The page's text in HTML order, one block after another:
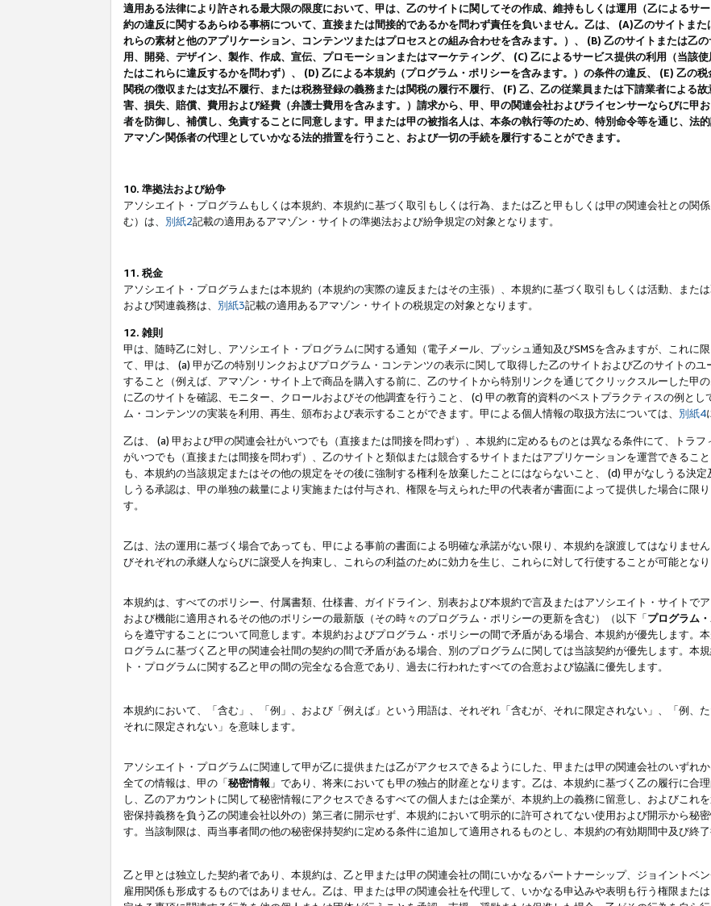
適用ある法律により許される最大限の限度において、甲は、乙のサイトに関してその作成、維持もしくは運用（乙によるサ
約の違反に関するあらゆる事柄について、直接または間接的であるかを問わず責任を負いません。乙は、 (A)乙のサイトま
れらの素材と他のアプリケーション、コンテンツまたはプロセスとの組み合わせを含みます。）、 (B) 乙のサイトまたは乙
用、開発、デザイン、製作、作成、宣伝、プロモーションまたはマーケティング、 (C) 乙によるサービス提供の利用（当該
たはこれらに違反するかを問わず）、 (D) 乙による本規約（プログラム・ポリシーを含みます。）の条件の違反、 (E) 乙の
関税の徴収または支払不履行、または税務登録の義務または関税の履行不履行、 (F) 乙、乙の従業員または下請業者による
害、損失、賠償、費用および経費（弁護士費用を含みます。）請求から、甲、甲の関連会社およびライセンサーならびに甲
者を防御し、補償し、免責することに同意します。甲または甲の被指名人は、本条の執行等のため、特別命令等を通じ、法
アマゾン関係者の代理としていかなる法的措置を行うこと、および一切の手続を履行することができます。
10. 準拠法および紛争
アソシエイト・プログラムもしくは本規約、本規約に基づく取引もしくは行為、または乙と甲もしくは甲の関連会社との関
む）は、 別紙2記載の適用あるアマゾン・サイトの準拠法および紛争規定の対象となります。
11. 税金
アソシエイト・プログラムまたは本規約（本規約の実際の違反またはその主張）、本規約に基づく取引もしくは活動、また
および関連義務は、 別紙3記載の適用あるアマゾン・サイトの税規定の対象となります。
12. 雑則
甲は、随時乙に対し、アソシエイト・プログラムに関する通知（電子メール、プッシュ通知及びSMSを含みますが、これに
て、甲は、 (a) 甲が乙の特別リンクおよびプログラム・コンテンツの表示に関して取得した乙のサイトおよび乙のサイトの
すること（例えば、アマゾン・サイト上で商品を購入する前に、乙のサイトから特別リンクを通じてクリックスルーした甲
に乙のサイトを確認、モニター、クロールおよびその他調査を行うこと、 (c) 甲の教育的資料のベストプラクティスの例と
ム・コンテンツの実装を利用、再生、頒布および表示することができます。甲による個人情報の取扱方法については、 別紙4
乙は、 (a) 甲および甲の関連会社がいつでも（直接または間接を問わず）、本規約に定めるものとは異なる条件にて、トラ
がいつでも（直接または間接を問わず）、乙のサイトと類似または競合するサイトまたはアプリケーションを運営できるこ
も、本規約の当該規定またはその他の規定をその後に強制する権利を放棄したことにはならないこと、 (d) 甲がなしうる決
しうる承認は、甲の単独の裁量により実施または付与され、権限を与えられた甲の代表者が書面によって提供した場合に限
す。
乙は、法の運用に基づく場合であっても、甲による事前の書面による明確な承諾がない限り、本規約を譲渡してはなりませ
びそれぞれの承継人ならびに譲受人を拘束し、これらの利益のために効力を生じ、これらに対して行使することが可能となり
本規約は、すべてのポリシー、付属書類、仕様書、ガイドライン、別表および本規約で言及またはアソシエイト・サイトで
および機能に適用されるその他のポリシーの最新版（その時々のプログラム・ポリシーの更新を含む）（以下「プログラム
らを遵守することについて同意します。本規約およびプログラム・ポリシーの間で矛盾がある場合、本規約が優先します。
ログラムに基づく乙と甲の関連会社間の契約の間で矛盾がある場合、別のプログラムに関しては当該契約が優先します。本
ト・プログラムに関する乙と甲の間の完全なる合意であり、過去に行われたすべての合意および協議に優先します。
本規約において、「含む」、「例」、および「例えば」という用語は、それぞれ「含むが、それに限定されない」、「例、
それに限定されない」を意味します。
アソシエイト・プログラムに関連して甲が乙に提供または乙がアクセスできるようにした、甲または甲の関連会社のいずれ
全ての情報は、甲の「秘密情報 」であり、将来においても甲の独占的財産となります。乙は、本規約に基づく乙の履行に合
し、乙のアカウントに関して秘密情報にアクセスできるすべての個人または企業が、本規約上の義務に留意し、およびこれ
密保持義務を負う乙の関連会社以外の）第三者に開示せず、本規約において明示的に許可されてない使用および開示から秘
す。当該制限は、両当事者間の他の秘密保持契約に定める条件に追加して適用されるものとし、本規約の有効期間中及び終了
乙と甲とは独立した契約者であり、本規約は、乙と甲または甲の関連会社の間にいかなるパートナーシップ、ジョイントベ
雇用関係も形成するものではありません。乙は、甲または甲の関連会社を代理して、いかなる申込みや表明も行う権限また